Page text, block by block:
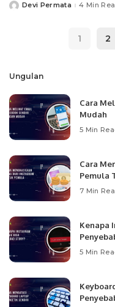
PostedDevi Permata 4 Min
1 2
Ungulan
Cara
Mudah
5 Min
Cara
Pemula
7 Min
Kenapa
5 Min